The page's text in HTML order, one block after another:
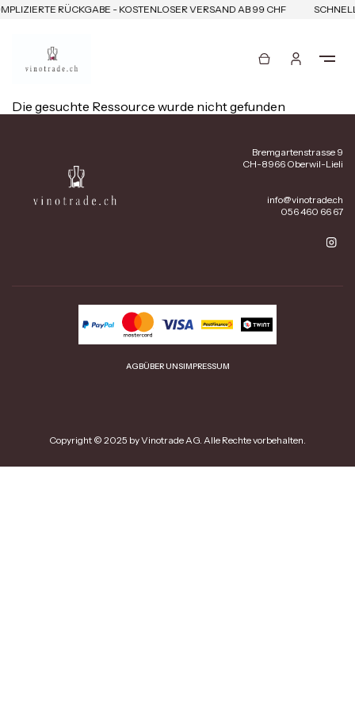
RÜCKGABE - KOSTENLOSER VERSAND AB 99 CHF
Die gesuchte Ressource wurde nicht gefunden
Bremgartenstrasse 9
CH-8966 Oberwil-Lieli
info@vinotrade.ch
056 460 66 67
AGBÜBER UNSIMPRESSUM
Copyright © 2025 by Vinotrade AG. Alle Rechte vorbehalten.